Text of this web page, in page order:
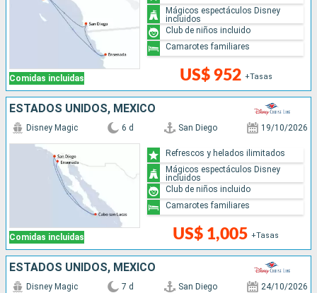
Comidas incluidas US$ 952 +Tasas
Mágicos espectáculos Disney
incluidos
Club de niños incluido
Camarotes familiares
ESTADOS UNIDOS, MÉXICO
Comidas incluidas
Disney Magic 6 d San Diego 19/10/2026
US$ 1,005 +Tasas
Refrescos y helados ilimitados
Mágicos espectáculos Disney
incluidos
Club de niños incluido
Camarotes familiares
ESTADOS UNIDOS, MÉXICO
Disney Magic 7 d San Diego 24/10/2026